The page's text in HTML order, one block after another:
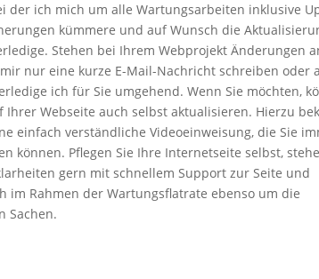
der ich mich um alle Wartungsarbeiten inklusive
kümmere und auf Wunsch die
Stehen bei Ihrem Webprojekt Änderungen
nur eine kurze E-Mail-Nachricht schreiben oder
ich für Sie umgehend. Wenn Sie möchten,
Ihrer Webseite auch selbst aktualisieren. Hierzu
einfach verständliche Videoeinweisung, die Sie
können. Pflegen Sie Ihre Internetseite selbst,
gern mit schnellem Support zur Seite und
im Rahmen der Wartungsflatrate ebenso um die
Sachen.